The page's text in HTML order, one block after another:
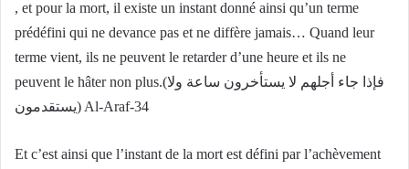
, et pour la mort, il existe un instant donné ainsi qu’un terme
prédéfini qui ne devance pas et ne diffère jamais… Quand leur
terme vient, ils ne peuvent le retarder d’une heure et ils ne
peuvent le hâter non plus.(فإذا جاء أجلهم لا يستأخرون ساعة ولا
يستقدمون) Al-Araf-34
Et c’est ainsi que l’instant de la mort est défini par l’achèvement